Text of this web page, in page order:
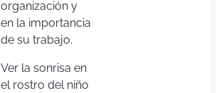
organización y
en la importancia
de su trabajo.
Ver la sonrisa en
el rostro del niño